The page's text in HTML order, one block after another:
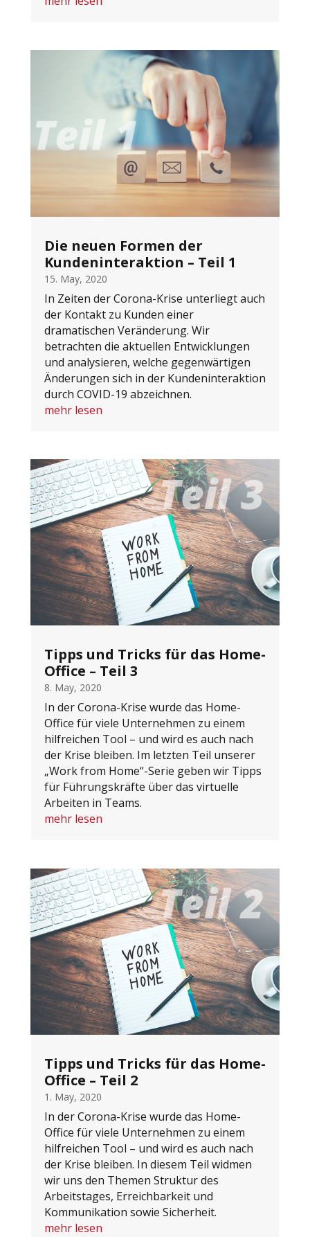
Die neuen Formen der
Kundeninteraktion – Teil 1
15. May, 2020
In Zeiten der Corona-Krise unterliegt auch
der Kontakt zu Kunden einer
dramatischen Veränderung. Wir
betrachten die aktuellen Entwicklungen
und analysieren, welche gegenwärtigen
Änderungen sich in der Kundeninteraktion
durch COVID-19 abzeichnen.
mehr lesen
Tipps und Tricks für das Home-
Office – Teil 3
8. May, 2020
In der Corona-Krise wurde das Home-
Office für viele Unternehmen zu einem
hilfreichen Tool – und wird es auch nach
der Krise bleiben. Im letzten Teil unserer
„Work from Home“-Serie geben wir Tipps
für Führungskräfte über das virtuelle
Arbeiten in Teams.
mehr lesen
Tipps und Tricks für das Home-
Office – Teil 2
1. May, 2020
In der Corona-Krise wurde das Home-
Office für viele Unternehmen zu einem
hilfreichen Tool – und wird es auch nach
der Krise bleiben. In diesem Teil widmen
wir uns den Themen Struktur des
Arbeitstages, Erreichbarkeit und
Kommunikation sowie Sicherheit.
mehr lesen